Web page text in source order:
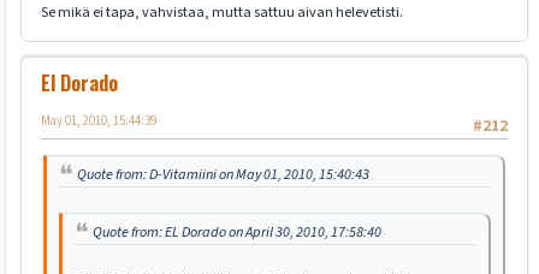
Se mikä ei tapa, vahvistaa, mutta sattuu aivan helevetisti.
El Dorado
#212
May 01, 2010, 15:44:39
Quote from: D-Vitamiini on May 01, 2010, 15:40:43
Quote from: EL Dorado on April 30, 2010, 17:58:40